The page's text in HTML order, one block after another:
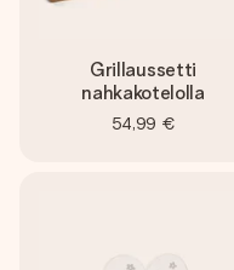
Grillaussetti
nahkakotelolla
54,99 €